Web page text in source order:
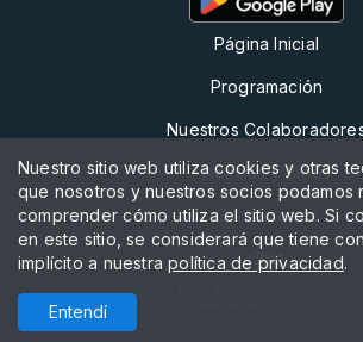
Página Inicial
Programación
Nuestros
Noticias y Bloqs
Contáctenos
Chat
Nuestro sitio web utiliza cookies y otras
que nosotros y nuestros socios podamos
comprender cómo utiliza el sitio web. Si
en este sitio, se considerará que tiene
implícito a nuestrapolítica de privacidad.
Entendí